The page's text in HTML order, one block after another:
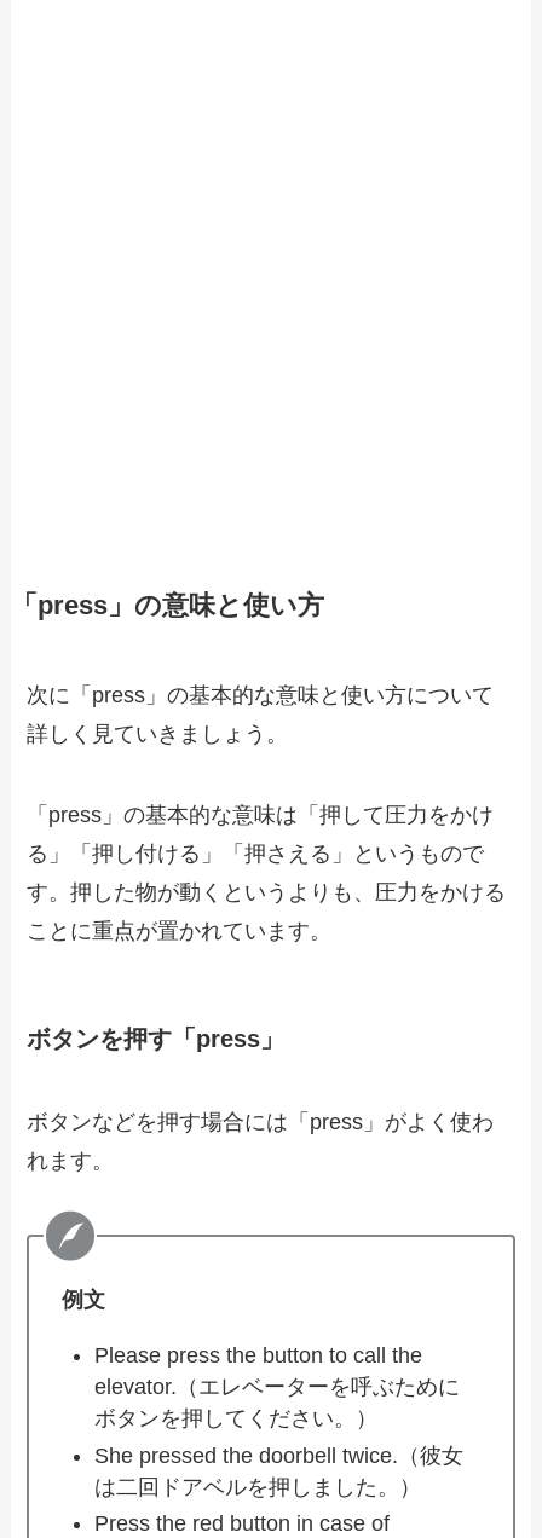
「press」の意味と使い方
次に「press」の基本的な意味と使い方について
詳しく見ていきましょう。
「press」の基本的な意味は「押して圧力をかけ
る」「押し付ける」「押さえる」というもので
す。押した物が動くというよりも、圧力をかける
ことに重点が置かれています。
ボタンを押す「press」
ボタンなどを押す場合には「press」がよく使わ
れます。
例文
Please press the button to call the
elevator.（エレベーターを呼ぶために
ボタンを押してください。）
She pressed the doorbell twice.（彼女
は二回ドアベルを押しました。）
Press the red button in case of